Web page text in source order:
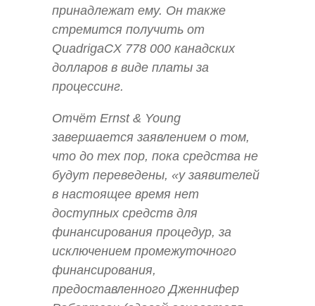
принадлежат ему. Он также
стремится получить от
QuadrigaCX 778 000 канадских
долларов в виде платы за
процессинг.
Отчёт Ernst & Young
завершается заявлением о том,
что до тех пор, пока средства не
будут переведены, «у заявителей
в настоящее время нет
доступных средств для
финансирования процедур, за
исключением промежуточного
финансирования,
предоставленного Дженнифер